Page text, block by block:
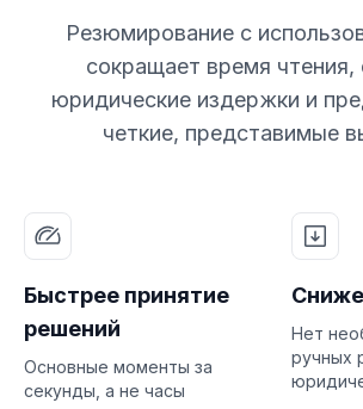
Резюмирование с
сокращает время чтения,
юридические издержки и
четкие, представимые
Быстрее принятие
решений
Основные моменты за
секунды, а не часы
Нет
ручных